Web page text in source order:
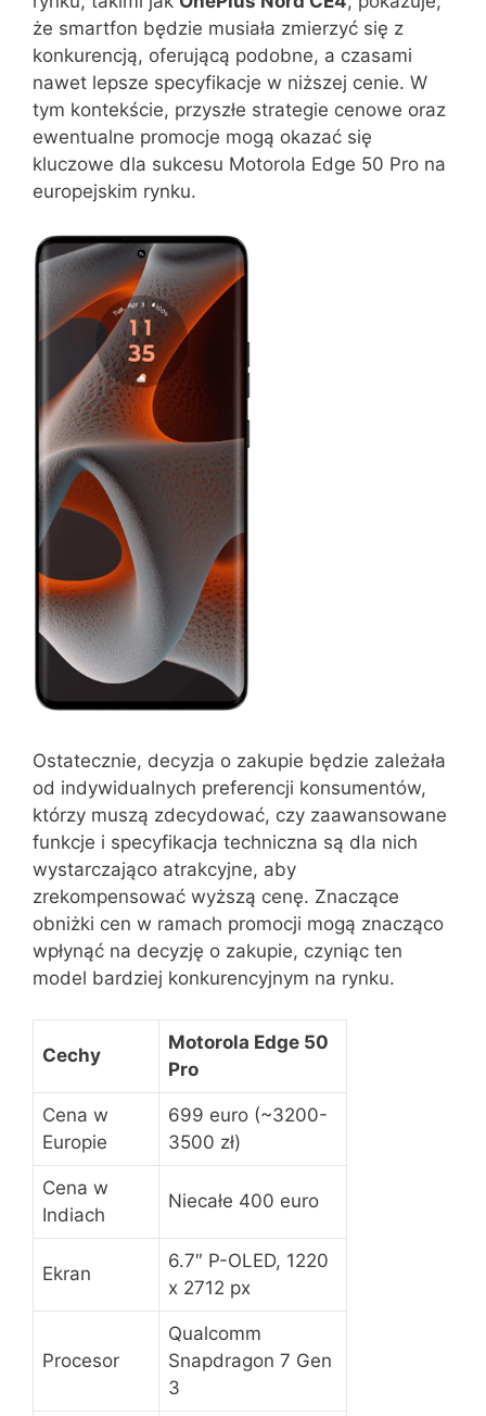
że smartfon będzie musiała zmierzyć się z
konkurencją, oferującą podobne, a czasami
nawet lepsze specyfikacje w niższej cenie. W
tym kontekście, przyszłe strategie cenowe oraz
ewentualne promocje mogą okazać się
kluczowe dla sukcesu Motorola Edge 50 Pro na
europejskim rynku.
Ostatecznie, decyzja o zakupie będzie zależała
od indywidualnych preferencji konsumentów,
którzy muszą zdecydować, czy zaawansowane
funkcje i specyfikacja techniczna są dla nich
wystarczająco atrakcyjne, aby
zrekompensować wyższą cenę. Znaczące
obniżki cen w ramach promocji mogą znacząco
wpłynąć na decyzję o zakupie, czyniąc ten
model bardziej konkurencyjnym na rynku.
Cechy
Motorola Edge 50
Pro
Cena w
Europie
699 euro (~3200-
3500 zł)
Cena w
Indiach
Niecałe 400 euro
Ekran
6.7″ P-OLED, 1220
x 2712 px
Procesor
Qualcomm
Snapdragon 7 Gen
3